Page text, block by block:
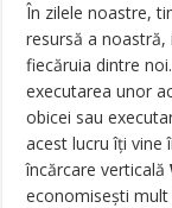
În zilele noastre,
resursă a
fiecăruia dintre
executarea unor
obicei sau
acest lucru îţi vine
încărcare verticală
economiseşti